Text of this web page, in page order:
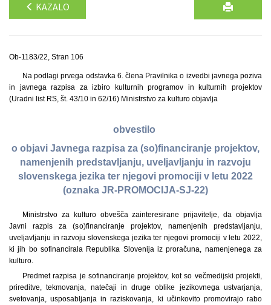
KAZALO
Ob-1183/22, Stran 106
Na podlagi prvega odstavka 6. člena Pravilnika o izvedbi javnega poziva
in javnega razpisa za izbiro kulturnih programov in kulturnih projektov
(Uradni list RS, št. 43/10 in 62/16) Ministrstvo za kulturo objavlja
obvestilo
o objavi Javnega razpisa za (so)financiranje projektov,
namenjenih predstavljanju, uveljavljanju in razvoju
slovenskega jezika ter njegovi promociji v letu 2022
(oznaka JR-PROMOCIJA-SJ-22)
Ministrstvo za kulturo obvešča zainteresirane prijavitelje, da objavlja
Javni razpis za (so)financiranje projektov, namenjenih predstavljanju,
uveljavljanju in razvoju slovenskega jezika ter njegovi promociji v letu 2022,
ki jih bo sofinancirala Republika Slovenija iz proračuna, namenjenega za
kulturo.
Predmet razpisa je sofinanciranje projektov, kot so večmedijski projekti,
prireditve, tekmovanja, natečaji in druge oblike jezikovnega ustvarjanja,
svetovanja, usposabljanja in raziskovanja, ki učinkovito promovirajo rabo